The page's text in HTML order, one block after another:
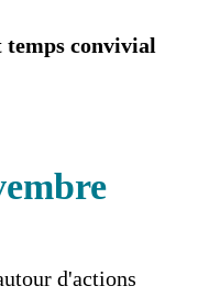
temps convivial
d'actions